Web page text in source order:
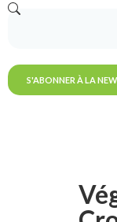
S'ABONNER À LA